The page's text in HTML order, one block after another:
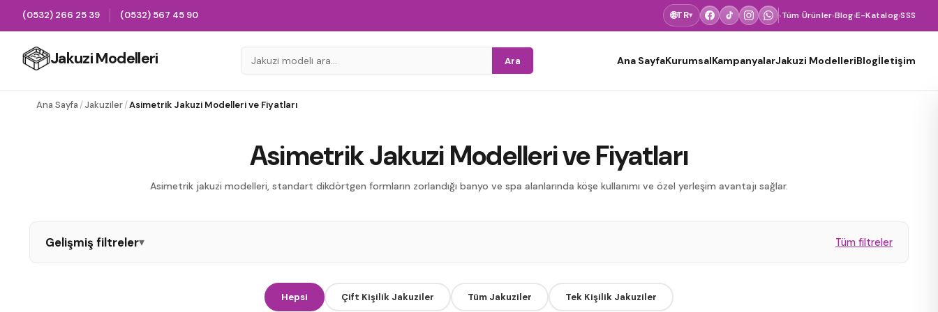
(0532) 266 25 39 (0532) 567 45 90 🌐TR▾ ›Tüm Ürünler›Blog›E-Katalog›SSS
Jakuzi Modelleri Ara Ana SayfaKurumsalKampanyalarJakuzi ModelleriBlogİletişim
Ana Sayfa /Jakuziler/Asimetrik Jakuzi Modelleri ve Fiyatları
Asimetrik Jakuzi Modelleri ve Fiyatları
Asimetrik jakuzi modelleri, standart dikdörtgen formların zorlandığı banyo ve spa alanlarında köşe kullanımı ve özel yerleşim avantajı sağlar.
Gelişmiş filtreler▾ Tüm filtreler
Kare Jakuzi
Hepsi Çift Kişilik Jakuziler Tüm Jakuziler Tek Kişilik Jakuziler